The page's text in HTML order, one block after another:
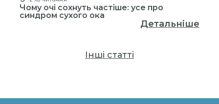
Чому очі сохнуть частіше: усе про
синдром сухого ока
Детальніше
Інші статті